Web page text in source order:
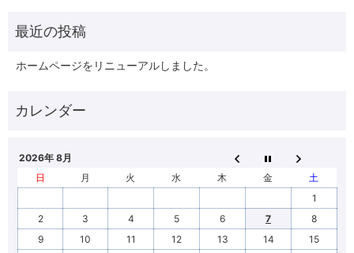
ホームページをリニューアルしました。
2026年 8月
日
月 火 水 木 金
土
1
2
3 4 5 6 7
8
9
10 11 12 13 14
15